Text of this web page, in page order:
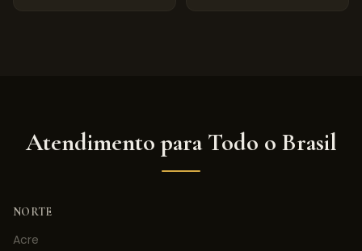
Atendimento para Todo o Brasil
NORTE
Acre